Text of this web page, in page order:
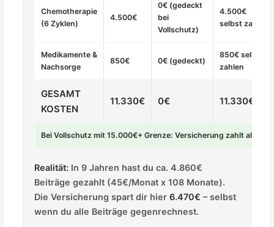
Chemotherapie
(6 Zyklen)
4.500€
0€ (gedeckt
bei
Vollschutz)
4.500€
selbst zahlen
Medikamente &
Nachsorge
850€ 0€ (gedeckt)
850€ selbst
zahlen
GESAMT
KOSTEN
11.330€ 0€ 11.330€
Bei Vollschutz mit 15.000€+ Grenze: Versicherung zahlt alles
Realität: In 9 Jahren hast du ca. 4.860€
Beiträge gezahlt (45€/Monat x 108 Monate).
Die Versicherung spart dir hier6.470€ – selbst
wenn du alle Beiträge gegenrechnest.